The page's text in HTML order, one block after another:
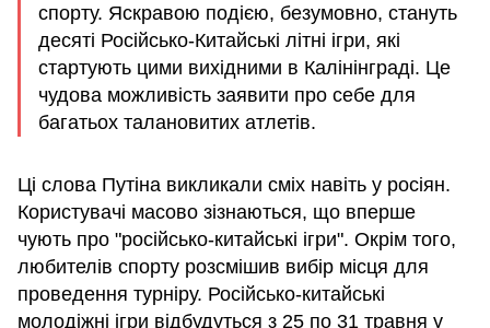
спорту. Яскравою подією, безумовно, стануть
десяті Російсько-Китайські літні ігри, які
стартують цими вихідними в Калінінграді. Це
чудова можливість заявити про себе для
багатьох талановитих атлетів.
Ці слова Путіна викликали сміх навіть у росіян.
Користувачі масово зізнаються, що вперше
чують про "російсько-китайські ігри". Окрім того,
любителів спорту розсмішив вибір місця для
проведення турніру. Російсько-китайські
молодіжні ігри відбудуться з 25 по 31 травня у